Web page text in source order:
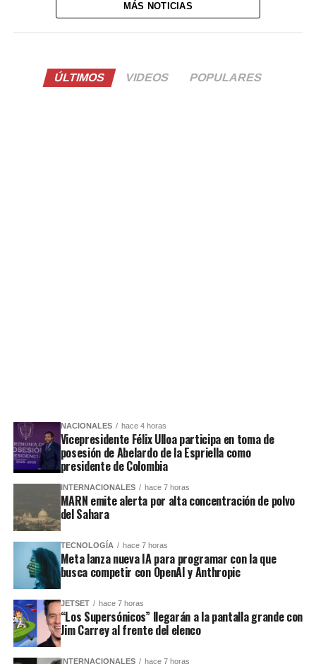
MÁS NOTICIAS
ÚLTIMOS VIDEOS POPULARES
NACIONALES hace 4 horas
Vicepresidente Félix Ulloa participa en toma de
posesión de Abelardo de la Espriella como
presidente de Colombia
INTERNACIONALES hace 7 horas
MARN emite alerta por alta concentración de polvo
del Sahara
TECNOLOGÍA hace 7 horas
Meta lanza nueva IA para programar con la que
busca competir con OpenAI y Anthropic
JETSET hace 7 horas
“Los Supersónicos” llegarán a la pantalla grande con
Jim Carrey al frente del elenco
INTERNACIONALES hace 7 horas